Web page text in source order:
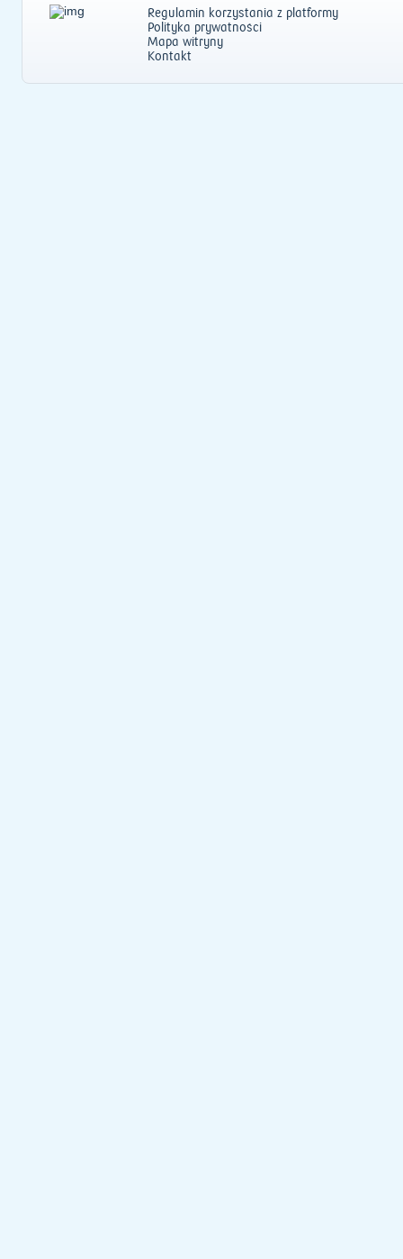
Regulamin korzystania z platformy
Polityka prywatności
Mapa witryny
Kontakt